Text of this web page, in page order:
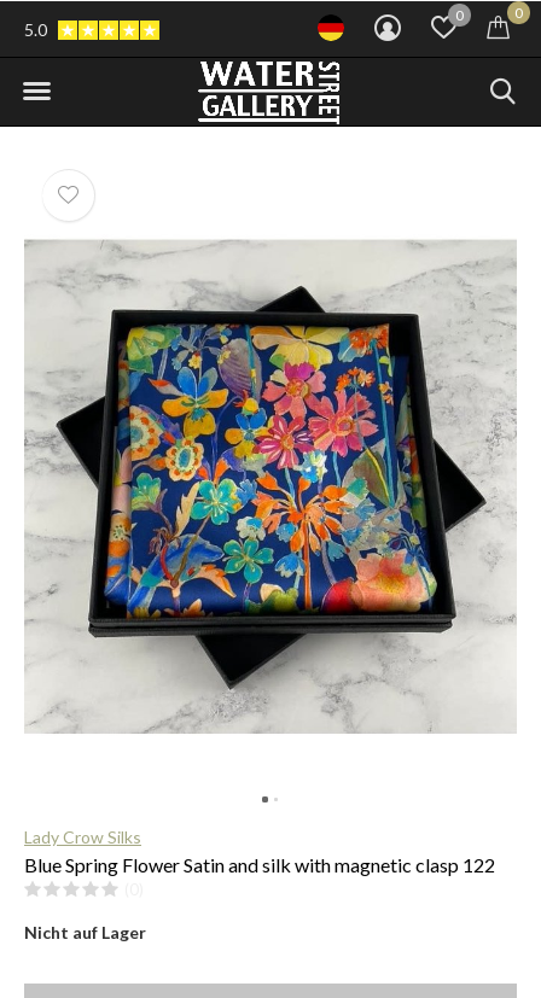
0 0
5.0
Lady Crow Silks
Blue Spring Flower Satin and silk with magnetic clasp 122
Nicht auf Lager